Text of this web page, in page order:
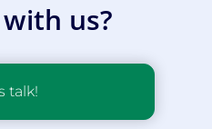
us?
talk!